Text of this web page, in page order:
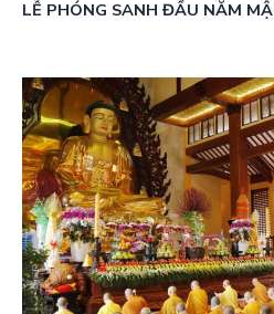
LỄ PHÓNG SANH ĐẦU NĂM